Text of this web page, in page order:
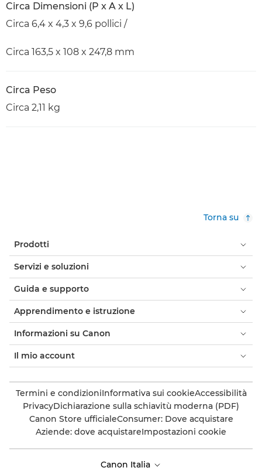
Circa Dimensioni (P x A x L)
Circa 6,4 x 4,3 x 9,6 pollici /
Circa 163,5 x 108 x 247,8 mm
Circa Peso
Circa 2,11 kg
Torna su
Prodotti
Servizi e soluzioni
Guida e supporto
Apprendimento e istruzione
Informazioni su Canon
Il mio account
Termini e condizioniInformativa sui cookieAccessibilità
PrivacyDichiarazione sulla schiavitù moderna (PDF)
Canon Store ufficialeConsumer: Dove acquistare
Aziende: dove acquistareImpostazioni cookie
Canon Italia